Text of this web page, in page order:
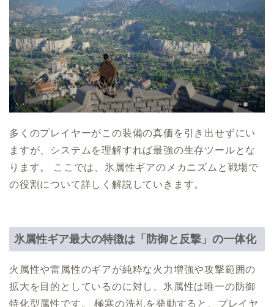
多くのプレイヤーがこの装備の真価を引き出せずにい
ますが、システムを理解すれば最強の生存ツールとな
ります。 ここでは、氷属性ギアのメカニズムと戦場で
の役割について詳しく解説していきます。
氷属性ギア最大の特徴は「防御と反撃」の一体化
火属性や雷属性のギアが純粋な火力増強や攻撃範囲の
拡大を目的としているのに対し、氷属性は唯一の防御
特化型属性です。 極寒の洗礼を発動すると、プレイヤ